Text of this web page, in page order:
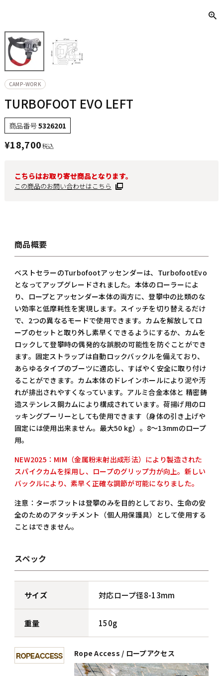
CAMP-WORK
TURBOFOOT EVO LEFT
商品番号5326201
¥18,700税込
こちらはお取り寄せ商品となります。
この商品のお問い合わせはこちら
商品概要
ベストセラーのTurbofootアッセンダーは、TurbofootEvo
となってアップグレードされました。本体のローラーによ
り、ロープとアッセンダー本体の両方に、登攀中の比類のな
い効率と低摩耗性を実現します。スイッチを切り替えるだけ
で、2つの異なるモードで使用できます。カムを解放してロ
ープのセットと取り外し素早くできるようにするか、カムを
ロックして登攀時の偶発的な誤脱の可能性を防ぐことができ
ます。固定ストラップは自動ロックバックルを備えており、
あらゆるタイプのブーツに適応し、すばやく安全に取り付け
ることができます。カム本体のドレインホールにより泥や汚
れが排出されやすくなっています。アルミ合金本体と 精密鋳
造ステンレス鋼カムにより構成されています。荷揚げ用のロ
ッキングプーリーとしても使用できます（身体の引き上げや
固定には使用出来ません。最大50 kg）。8～13mmのロープ
用。
NEW2025：MIM（金属粉末射出成形法）により製造された
スパイクカムを採用し、ロープのグリップ力が向上。新しい
バックルにより、素早く正確な調節が可能になりました。
注意：ターボフットは登攀のみを目的としており、生命の安
全のためのアタッチメント（個人用保護具）として使用する
ことはできません。
スペック
サイズ 対応ロープ径8-13mm
重量 150g
Rope Access / ロープアクセス